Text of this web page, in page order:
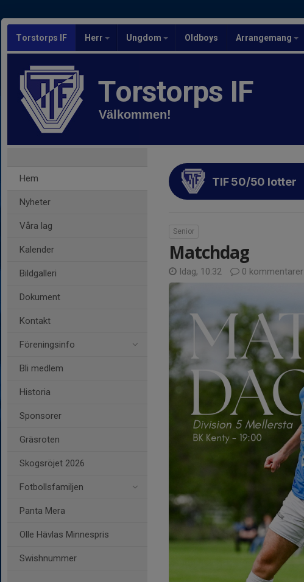
Torstorps IF Herr Ungdom Oldboys Arrangemang
Torstorps IF
Välkommen!
Hem
Nyheter
Våra lag
Kalender
Bildgalleri
Dokument
Kontakt
Föreningsinfo
Bli medlem
Historia
Sponsorer
Gräsroten
Skogsröjet 2026
Fotbollsfamiljen
Panta Mera
Olle Hävlas Minnespris
Swishnummer
TIF 50/50 lotter
Senior
Matchdag
Idag, 10:32 0 kommentarer